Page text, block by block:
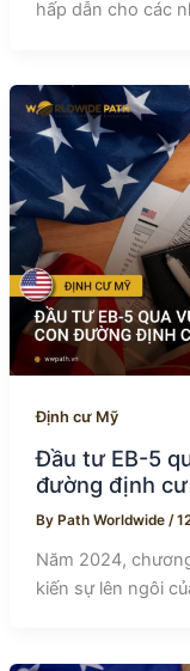
hấp dẫn cho các
Định cư Mỹ
Đầu tư EB-5
đường định
By Path Worldwide /
Năm 2024,
kiến sự lên ngôi